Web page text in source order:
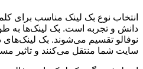
انتخاب نوع بک لینک مناسب برای
دانش و تجربه است. بک لینک‌ها به
نوفالو تقسیم می‌شوند. بک لینک‌های
سایت شما منتقل می‌کنند و تاثیر